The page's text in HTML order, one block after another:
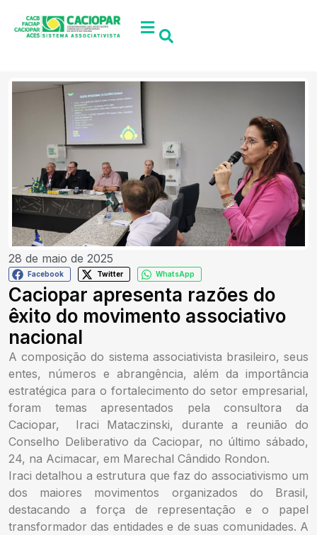
28 de maio de 2025
Facebook Twitter WhatsApp
Caciopar apresenta razões do
êxito do movimento associativo
nacional
A composição do sistema associativista brasileiro, seus
entes, números e abrangência, além da importância
estratégica para o fortalecimento do setor empresarial,
foram temas apresentados pela consultora da
Caciopar, Iraci Mataczinski, durante a reunião do
Conselho Deliberativo da Caciopar, no último sábado,
24, na Acimacar, em Marechal Cândido Rondon.
Iraci detalhou a estrutura que faz do associativismo um
dos maiores movimentos organizados do Brasil,
destacando a força de representação e o papel
transformador das entidades e de suas comunidades. A